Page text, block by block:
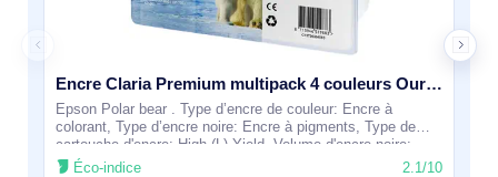
Encre Claria Premium multipack 4 couleurs Ours Polaire 26XL - C13T26364010
Epson Polar bear . Type d’encre de couleur: Encre à
colorant, Type d’encre noire: Encre à pigments, Type de
cartouche d'encre: High (L) Yield, Volume d'encre noire:
12,2 ml, Type d'alimentation:
Éco-indice 2.1/10